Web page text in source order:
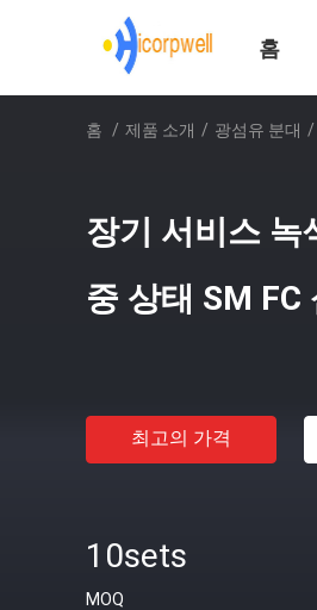
홈
홈 / 제품 소개 / 광섬유 분대 /
장기 서비스
중 상태 SM FC
최고의 가격
10sets
MOQ